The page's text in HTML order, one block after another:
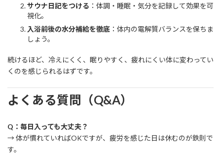
サウナ日記をつける ：体調・睡眠・気分を記録して効果を可
視化。
入浴前後の水分補給を徹底 ：体内の電解質バランスを保ちま
しょう。
続けるほど、冷えにくく、眠りやすく、疲れにくい体に変わってい
くのを感じられるはずです。
よくある質問（Q&A）
Q：毎日入っても大丈夫？
→ 体が慣れていればOKですが、疲労を感じた日は休むのが鉄則で
す。